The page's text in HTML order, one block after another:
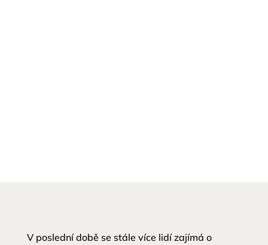
V poslední době se stále více lidí zajímá o